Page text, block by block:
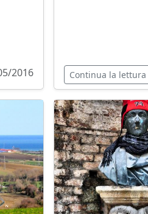
2016 Continua la lettura